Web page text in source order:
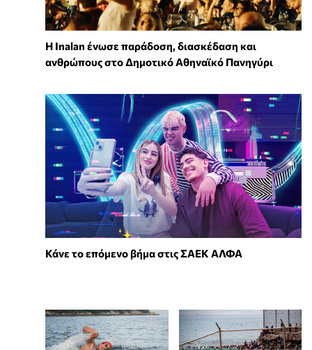
Η Inalan ένωσε παράδοση, διασκέδαση και
ανθρώπους στο Δημοτικό Αθηναϊκό Πανηγύρι
Κάνε το επόμενο βήμα στις ΣΑΕΚ ΑΛΦΑ